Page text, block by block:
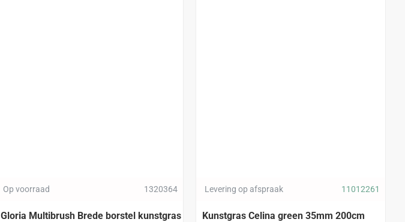
Op voorraad 1320364
Gloria Multibrush Brede borstel kunstgras
Levering op afspraak 11012261
Kunstgras Celina green 35mm 200cm